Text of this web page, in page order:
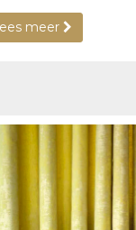
meer